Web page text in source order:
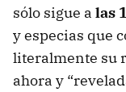
sólo sigue a las
y especias que
literalmente su
ahora y